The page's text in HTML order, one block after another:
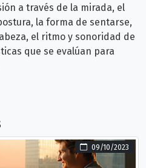
a través de la mirada, el
la forma de sentarse,
el ritmo y sonoridad de
que se evalúan para
09/10/2023